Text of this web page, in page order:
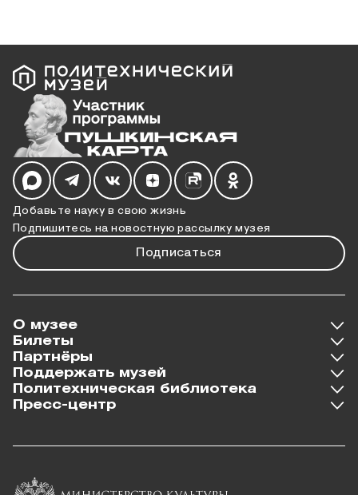
Добавьте науку в свою жизнь
Подпишитесь на новостную рассылку музея
Подписаться
Мы в социальных сетях
О музее
Билеты
Партнёры
Поддержать музей
Политехническая библиотека
Пресс-центр